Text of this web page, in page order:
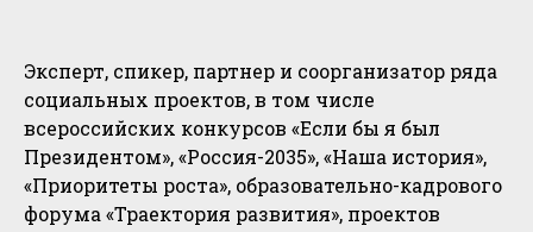
Эксперт, спикер, партнер и соорганизатор ряда
социальных проектов, в том числе
всероссийских конкурсов «Если бы я был
Президентом», «Россия-2035», «Наша история»,
«Приоритеты роста», образовательно-кадрового
форума «Траектория развития», проектов